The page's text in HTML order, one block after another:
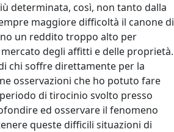
determinata, così, non tanto dalla
maggiore difficoltà il canone di
un reddito troppo alto per
degli affitti e delle proprietà.
chi soffre direttamente per la
osservazioni che ho potuto fare
di tirocinio svolto presso
ed osservare il fenomeno
queste difficili situazioni di